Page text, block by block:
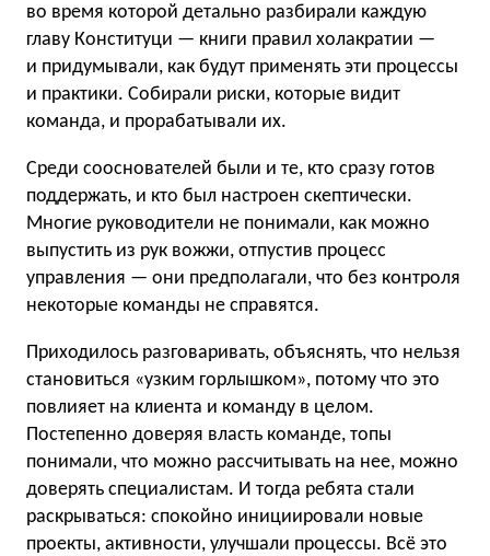
во время которой детально разбирали каждую
главу Конституци — книги правил холакратии —
и придумывали, как будут применять эти процессы
и практики. Собирали риски, которые видит
команда, и прорабатывали их.
Среди сооснователей были и те, кто сразу готов
поддержать, и кто был настроен скептически.
Многие руководители не понимали, как можно
выпустить из рук вожжи, отпустив процесс
управления — они предполагали, что без контроля
некоторые команды не справятся.
Приходилось разговаривать, объяснять, что нельзя
становиться «узким горлышком», потому что это
повлияет на клиента и команду в целом.
Постепенно доверяя власть команде, топы
понимали, что можно рассчитывать на нее, можно
доверять специалистам. И тогда ребята стали
раскрываться: спокойно инициировали новые
проекты, активности, улучшали процессы. Всё это